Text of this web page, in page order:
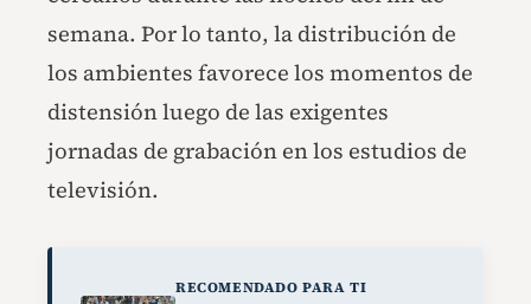
semana. Por lo tanto, la distribución de
los ambientes favorece los momentos de
distensión luego de las exigentes
jornadas de grabación en los estudios de
televisión.
RECOMENDADO PARA TI